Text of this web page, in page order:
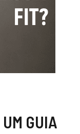
GUIA